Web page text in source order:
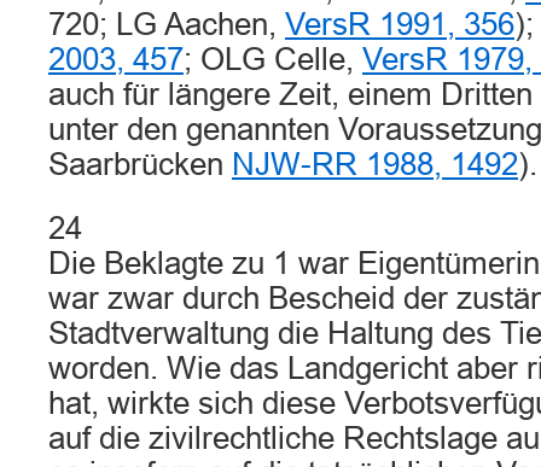
720; LG Aachen, VersR 1991, 356
2003, 457; OLG Celle, VersR 1979,
auch für längere Zeit, einem
unter den genannten
Saarbrücken NJW-RR 1988, 1492).
24
Die Beklagte zu 1 war
war zwar durch Bescheid der
Stadtverwaltung die Haltung des
worden. Wie das Landgericht aber
hat, wirkte sich diese
auf die zivilrechtliche Rechtslage